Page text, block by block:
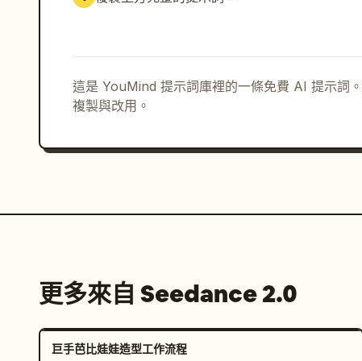
這是 YouMind 提示詞庫裡的一條免費 AI 提示詞
複製與改用。
更多來自 Seedance 2.0
巨手芭比娃娃造型工作流程